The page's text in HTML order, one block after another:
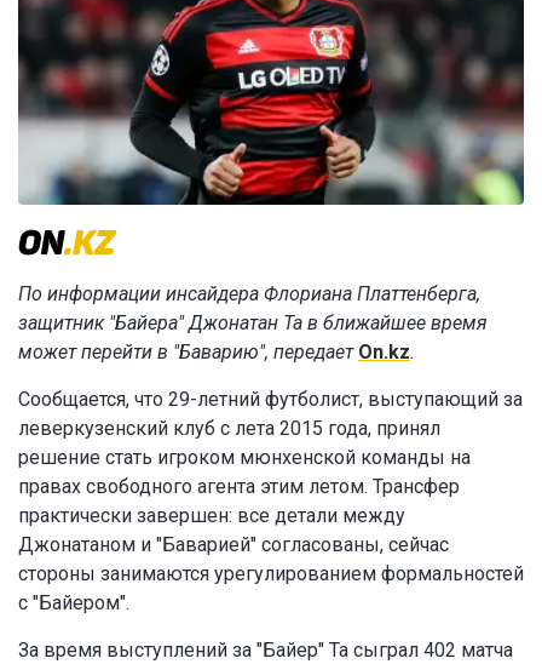
По информации инсайдера Флориана Платтенберга,
защитник "Байера" Джонатан Та в ближайшее время
может перейти в "Баварию", передает On.kz.
Сообщается, что 29-летний футболист, выступающий за
леверкузенский клуб с лета 2015 года, принял
решение стать игроком мюнхенской команды на
правах свободного агента этим летом. Трансфер
практически завершен: все детали между
Джонатаном и "Баварией" согласованы, сейчас
стороны занимаются урегулированием формальностей
с "Байером".
За время выступлений за "Байер" Та сыграл 402 матча